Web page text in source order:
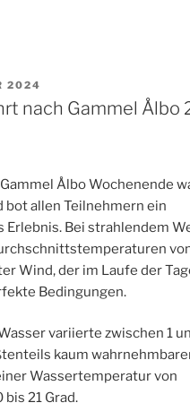
2024
nach Gammel Ålbo
Ålbo Wochenende
bot allen Teilnehmern ein
Erlebnis. Bei strahlendem
Wind, der im Laufe der
Bedingungen.
variierte zwischen 1
kaum
Wassertemperatur von
21 Grad.